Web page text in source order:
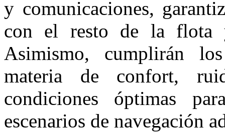
y comunicaciones,
con el resto de la flota
Asimismo, cumplirán
materia de confort,
condiciones óptimas
escenarios de navegación